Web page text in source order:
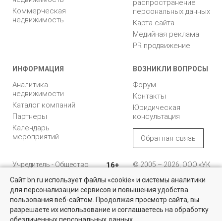
Квартиры на вторичном рынке
Более 10 тысяч квартир в Санкт-Петербурге и области от
собственников и агентств недвижимости
Коммерческая
недвижимость
распространение
персональных данных
Карта сайта
Медийная реклама
PR продвижение
ИНФОРМАЦИЯ
Аналитика
недвижимости
Каталог компаний
Партнеры
Календарь
мероприятий
ВОЗНИКЛИ ВОПРОСЫ
Форум
Контакты
Юридическая
консультация
Обратная связь
Учредитель - Общество
ответственностью
"Управляющая
компания "Бюллетень
недвижимости"
16+
© 2005 – 2026, ООО «УК
196105, Санкт-
Петербург, пр. Юрия
Гагарина, 1
Сайт bn.ru использует файлы «cookie» и системы аналитики
для персонализации сервисов и повышения удобства
пользования веб-сайтом. Продолжая просмотр сайта, вы
разрешаете их использование и соглашаетесь на обработку